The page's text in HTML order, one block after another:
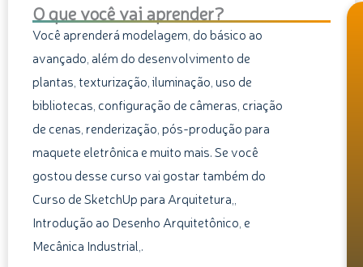
O que você vai aprender?
Você aprenderá modelagem, do básico ao
avançado, além do desenvolvimento de
plantas, texturização, iluminação, uso de
bibliotecas, configuração de câmeras, criação
de cenas, renderização, pós-produção para
maquete eletrônica e muito mais. Se você
gostou desse curso vai gostar também do
Curso de SketchUp para Arquitetura,,
Introdução ao Desenho Arquitetônico, e
Mecânica Industrial,.